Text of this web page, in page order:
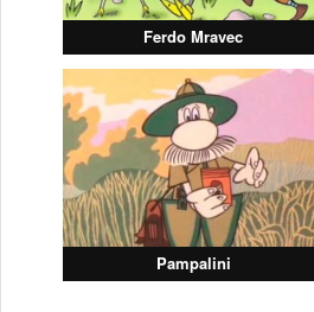
Ferdo Mravec
Pampalini